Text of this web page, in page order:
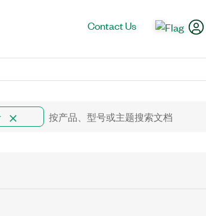
Contact Us